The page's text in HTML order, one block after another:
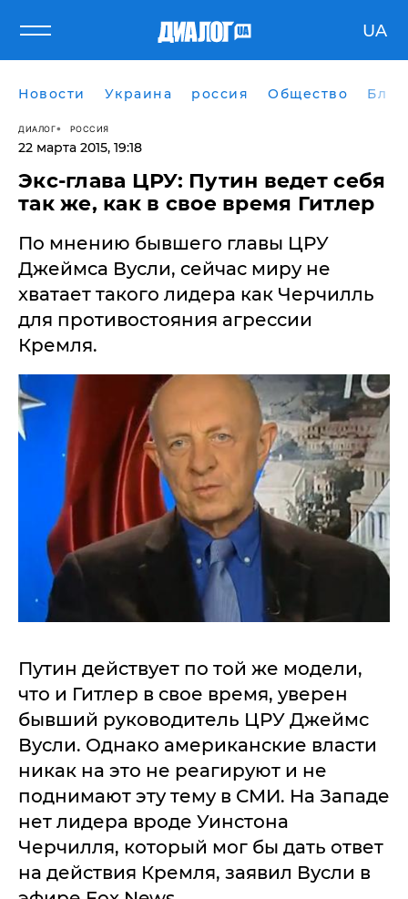
UA
Новости Украина россия Общество
ДИАЛОГ РОССИЯ
22 марта 2015, 19:18
Экс-глава ЦРУ: Путин ведет себя
так же, как в свое время Гитлер
По мнению бывшего главы ЦРУ
Джеймса Вусли, сейчас миру не
хватает такого лидера как Черчилль
для противостояния агрессии
Кремля.
Путин действует по той же модели,
что и Гитлер в свое время, уверен
бывший руководитель ЦРУ Джеймс
Вусли. Однако американские власти
никак на это не реагируют и не
поднимают эту тему в СМИ. На Западе
нет лидера вроде Уинстона
Черчилля, который мог бы дать ответ
на действия Кремля, заявил Вусли в